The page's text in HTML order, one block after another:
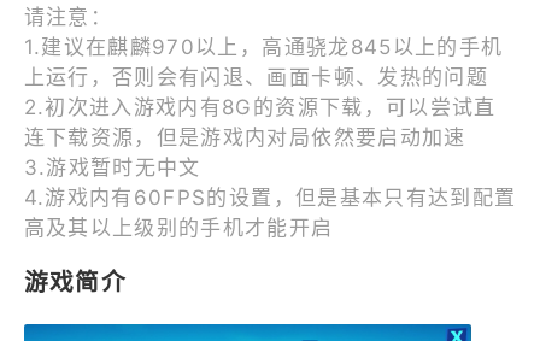
请注意：
1.建议在麒麟970以上，高通骁龙845以上的手机
上运行，否则会有闪退、画面卡顿、发热的问题
2.初次进入游戏内有8G的资源下载，可以尝试直
连下载资源，但是游戏内对局依然要启动加速
3.游戏暂时无中文
4.游戏内有60FPS的设置，但是基本只有达到配置
高及其以上级别的手机才能开启
游戏简介